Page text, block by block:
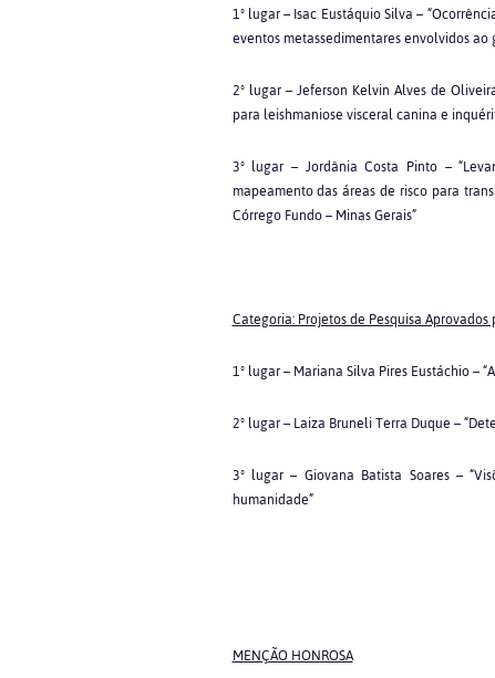
1º lugar – Isac Eustáquio Silva –
eventos metassedimentares envolvidos ao
2º lugar – Jeferson Kelvin Alves de
para leishmaniose visceral canina e
3º lugar – Jordânia Costa Pinto –
mapeamento das áreas de risco para
Córrego Fundo – Minas Gerais”
Categoria: Projetos de Pesquisa
1º lugar – Mariana Silva Pires Eustáchio –
2º lugar – Laiza Bruneli Terra Duque –
3º lugar – Giovana Batista Soares –
humanidade”
MENÇÃO HONROSA